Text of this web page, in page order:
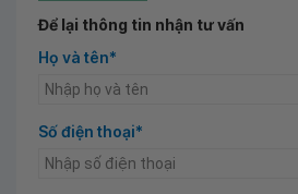
Để lại thông tin nhận tư vấn
Họ và tên*
Số điện thoại*